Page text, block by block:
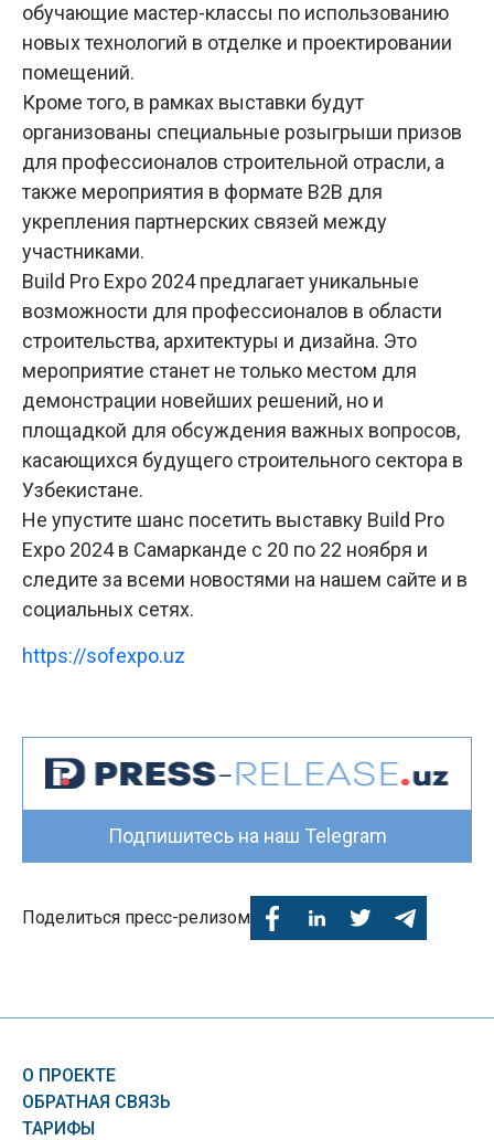
обучающие мастер-классы по использованию
новых технологий в отделке и проектировании
помещений.
Кроме того, в рамках выставки будут
организованы специальные розыгрыши призов
для профессионалов строительной отрасли, а
также мероприятия в формате B2B для
укрепления партнерских связей между
участниками.
Build Pro Expo 2024 предлагает уникальные
возможности для профессионалов в области
строительства, архитектуры и дизайна. Это
мероприятие станет не только местом для
демонстрации новейших решений, но и
площадкой для обсуждения важных вопросов,
касающихся будущего строительного сектора в
Узбекистане.
Не упустите шанс посетить выставку Build Pro
Expo 2024 в Самарканде с 20 по 22 ноября и
следите за всеми новостями на нашем сайте и в
социальных сетях.
https://sofexpo.uz
Подпишитесь на наш Telegram
Поделиться пресс-релизом
О ПРОЕКТЕ
ОБРАТНАЯ СВЯЗЬ
ТАРИФЫ